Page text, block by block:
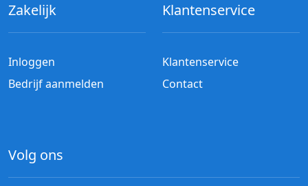
Zakelijk
Inloggen
Bedrijf aanmelden
Klantenservice
Klantenservice
Contact
Volg ons